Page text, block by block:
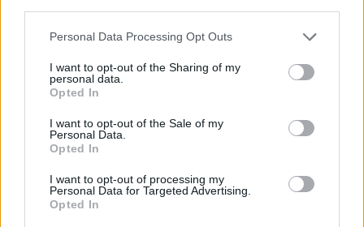
Personal Data Processing Opt Outs
I want to opt-out of the Sharing of my
personal data.
Opted In
I want to opt-out of the Sale of my
Personal Data.
Opted In
I want to opt-out of processing my
Personal Data for Targeted Advertising.
Opted In
Oksanos Pikul(1)
2026 m. rugpjūčio 6 d. 11:57
Vizažistės, verslininkės Oksanos Pikul (42
m.) ir kovotojo Dominyko Dirksčio (24 m.)
skyrybos ir po jų kilęs konfliktas kasdien